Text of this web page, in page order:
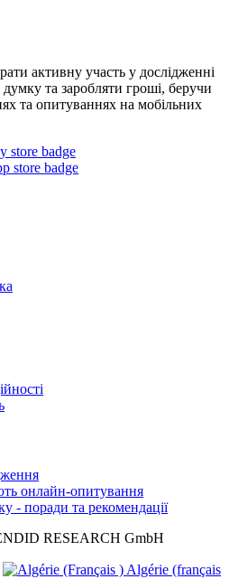
активну участь у дослідженні
та заробляти гроші, беручи
та опитуваннях на мобільних
онлайн-опитування
- поради та рекомендації
RESEARCH GmbH
Algérie (français